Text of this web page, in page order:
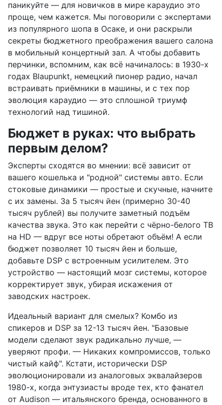
паникуйте — для новичков в мире караудио это
проще, чем кажется. Мы поговорили с экспертами
из популярного шопа в Осаке, и они раскрыли
секреты бюджетного преображения вашего салона
в мобильный концертный зал. А чтобы добавить
перчинки, вспомним, как всё начиналось: в 1930-х
годах Blaupunkt, немецкий пионер радио, начал
встраивать приёмники в машины, и с тех пор
эволюция караудио — это сплошной триумф
технологий над тишиной.
Бюджет в руках: что выбрать
первым делом?
Эксперты сходятся во мнении: всё зависит от
вашего кошелька и "родной" системы авто. Если
стоковые динамики — простые и скучные, начните
с их замены. За 5 тысяч йен (примерно 30-40
тысяч рублей) вы получите заметный подъём
качества звука. Это как перейти с чёрно-белого ТВ
на HD — вдруг все ноты обретают объём! А если
бюджет позволяет 10 тысяч йен и больше,
добавьте DSP с встроенным усилителем. Это
устройство — настоящий мозг системы, которое
корректирует звук, убирая искажения от
заводских настроек.
Идеальный вариант для смелых? Комбо из
спикеров и DSP за 12-13 тысяч йен. "Базовые
модели сделают звук радикально лучше, —
уверяют профи. — Никаких компромиссов, только
чистый кайф". Кстати, исторически DSP
эволюционировали из аналоговых эквалайзеров
1980-х, когда энтузиасты вроде тех, кто фанател
от Audison — итальянского бренда, основанного в